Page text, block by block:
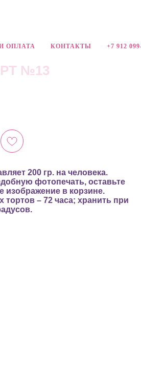
ОПЛАТА КОНТАКТЫ +7 912
№13
200 гр. на человека.
фотопечать, оставьте
изображение в корзине.
– 72 часа; хранить при